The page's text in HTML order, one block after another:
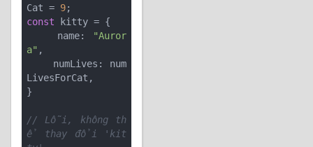
Cat = 9
const kitty = {
    name:
"Auror
a" ,
LivesForCat,
}
// Lỗi, không th
ể thay đổi 'kit